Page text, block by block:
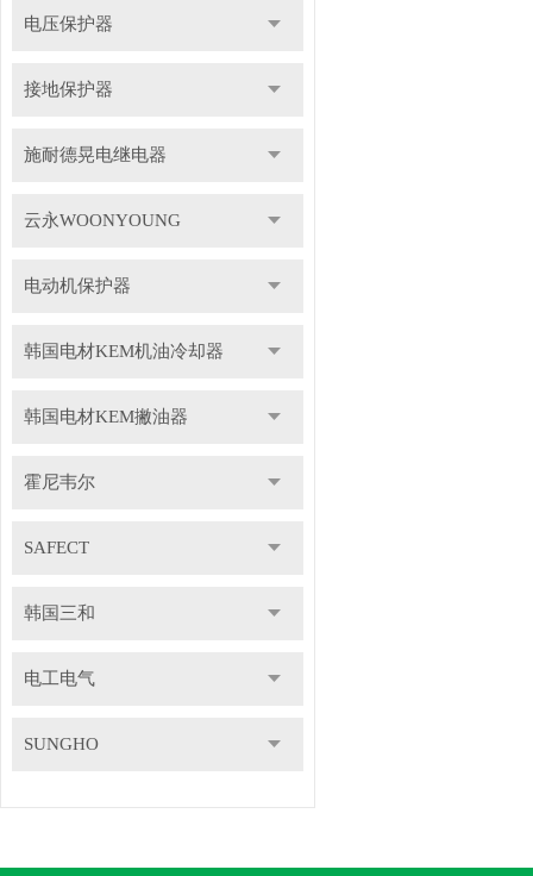
电压保护器
接地保护器
施耐德晃电继电器
云永WOONYOUNG
电动机保护器
韩国电材KEM机油冷却器
韩国电材KEM撇油器
霍尼韦尔
SAFECT
韩国三和
电工电气
SUNGHO